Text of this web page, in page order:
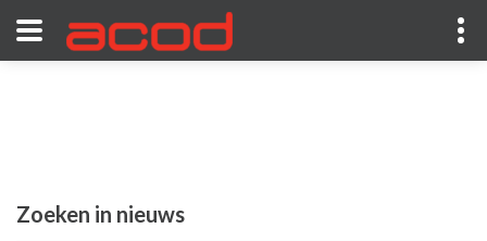
Zoeken in nieuws